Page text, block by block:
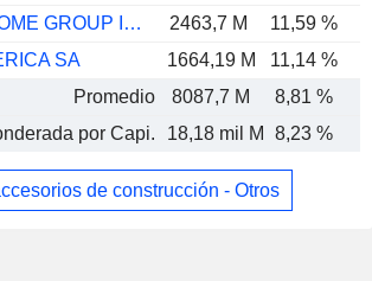
OPPEIN HOME GROUP INC.
2463,7 M 11,59 %
SA
1664,19 M 11,14 %
Promedio
8087,7 M 8,81 %
por Capi.
18,18 mil M 8,23 %
de construcción - Otros